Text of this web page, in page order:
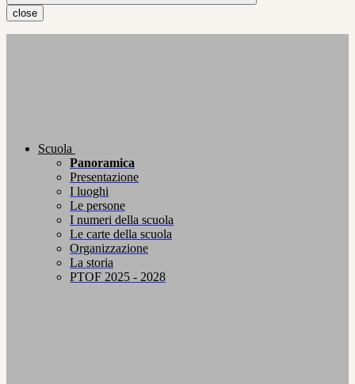
close
Scuola
Panoramica
Presentazione
I luoghi
Le persone
I numeri della scuola
Le carte della scuola
Organizzazione
La storia
PTOF 2025 - 2028